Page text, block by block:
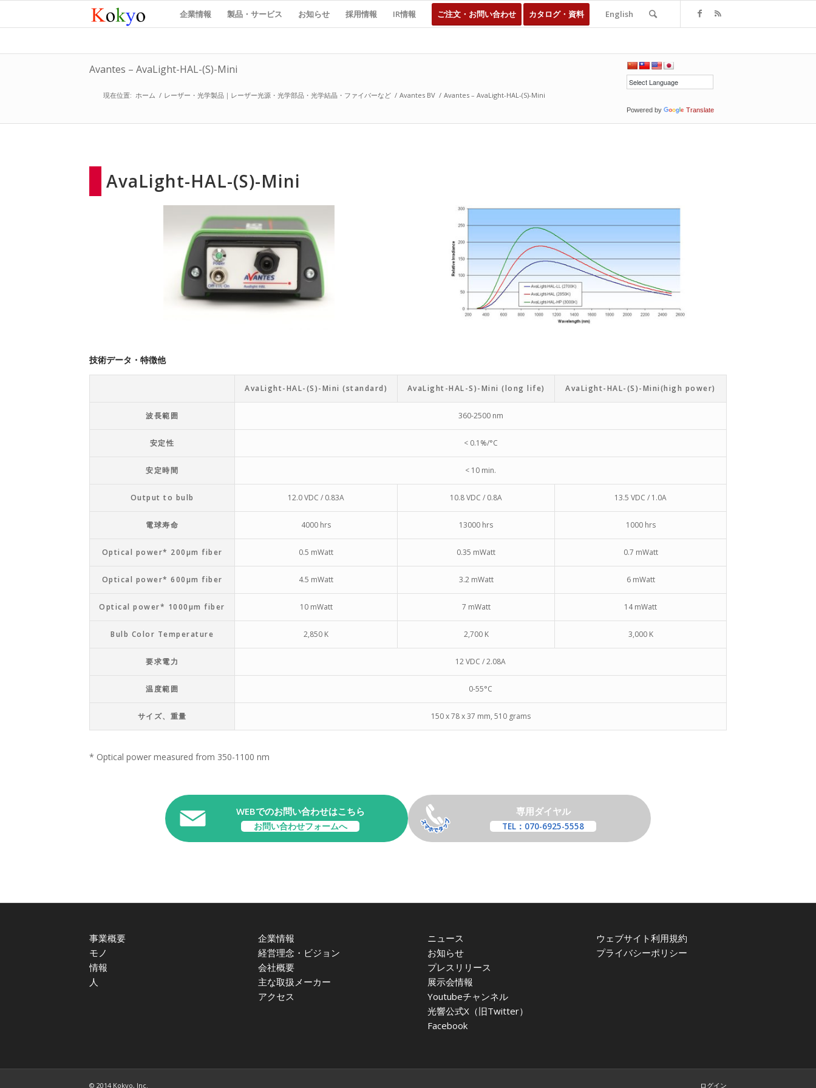
企業情報 製品・サービス お知らせ 採用情報 IR情報 ご注文・お問い合わせ カタログ・資料 English
Avantes – AvaLight-HAL-(S)-Mini
Powered by Translate
現在位置: ホーム / レーザー・光学製品｜レーザー光源・光学部品・光学結晶・ファイバーなど / Avantes BV / Avantes – AvaLight-HAL-(S)-Mini
AvaLight-HAL-(S)-Mini
技術データ・特徴他
AvaLight-HAL-(S)-Mini (standard) AvaLight-HAL-S)-Mini (long life) AvaLight-HAL-(S)-Mini(high power)
波長範囲 360-2500 nm
安定性 < 0.1%/°C
安定時間 < 10 min.
Output to bulb 12.0 VDC / 0.83A 10.8 VDC / 0.8A 13.5 VDC / 1.0A
電球寿命 4000 hrs 13000 hrs 1000 hrs
Optical power* 200µm fiber 0.5 mWatt 0.35 mWatt 0.7 mWatt
Optical power* 600µm fiber 4.5 mWatt 3.2 mWatt 6 mWatt
Optical power* 1000µm fiber 10 mWatt 7 mWatt 14 mWatt
Bulb Color Temperature 2,850 K 2,700 K 3,000 K
要求電力 12 VDC / 2.08A
温度範囲 0-55°C
サイズ、重量 150 x 78 x 37 mm, 510 grams
* Optical power measured from 350-1100 nm
WEBでのお問い合わせはこちら
お問い合わせフォームへ
専用ダイヤル
TEL：070-6925-5558
事業概要
モノ
情報
人
企業情報
経営理念・ビジョン
会社概要
主な取扱メーカー
アクセス
ニュース
お知らせ
プレスリリース
展示会情報
Youtubeチャンネル
光響公式X（旧Twitter）
Facebook
ウェブサイト利用規約
プライバシーポリシー
© 2014 Kokyo, Inc. ログイン